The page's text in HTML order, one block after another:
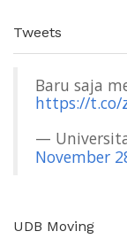
Tweets
Baru saja
https://t.co/
—
November
UDB Moving